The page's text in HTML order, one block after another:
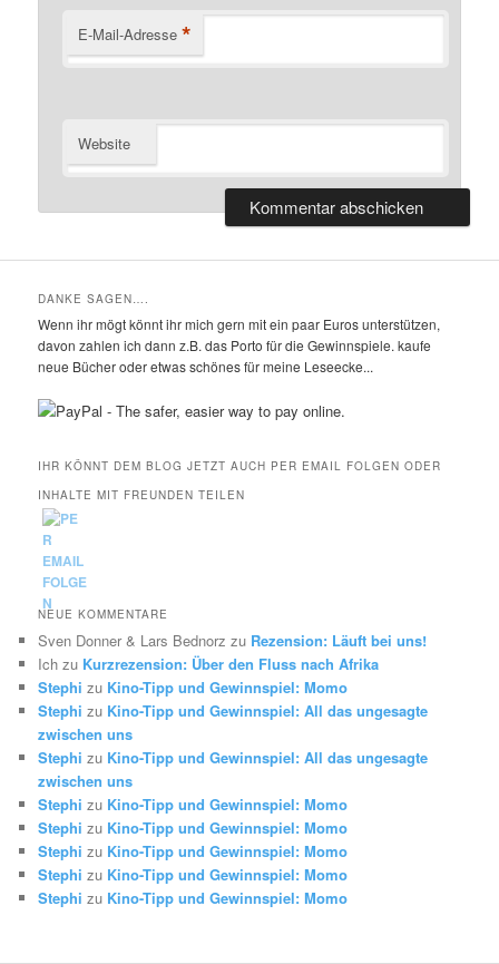
E-Mail-Adresse *
Website
DANKE SAGEN….
Wenn ihr mögt könnt ihr mich gern mit ein paar Euros unterstützen,
davon zahlen ich dann z.B. das Porto für die Gewinnspiele. kaufe
neue Bücher oder etwas schönes für meine Leseecke...
IHR KÖNNT DEM BLOG JETZT AUCH PER EMAIL FOLGEN ODER
INHALTE MIT FREUNDEN TEILEN
NEUE KOMMENTARE
Sven Donner & Lars Bednorz zu Rezension: Läuft bei uns!
Ich zu Kurzrezension: Über den Fluss nach Afrika
Stephi zu Kino-Tipp und Gewinnspiel: Momo
Stephi zu Kino-Tipp und Gewinnspiel: All das ungesagte
zwischen uns
Stephi zu Kino-Tipp und Gewinnspiel: All das ungesagte
zwischen uns
Stephi zu Kino-Tipp und Gewinnspiel: Momo
Stephi zu Kino-Tipp und Gewinnspiel: Momo
Stephi zu Kino-Tipp und Gewinnspiel: Momo
Stephi zu Kino-Tipp und Gewinnspiel: Momo
Stephi zu Kino-Tipp und Gewinnspiel: Momo